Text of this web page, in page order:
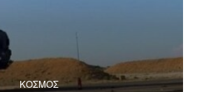
ΚΟΣΜΟΣ